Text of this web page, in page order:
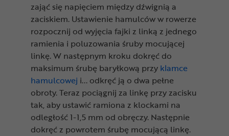
zająć się napięciem między dźwignią a
zaciskiem. Ustawienie hamulców w rowerze
rozpocznij od wyjęcia fajki z linką z jednego
ramienia i poluzowania śruby mocującej
linkę. W następnym kroku dokręć do
maksimum śrubę baryłkową przy klamce
hamulcowej i... odkręć ją o dwa pełne
obroty. Teraz pociągnij za linkę przy zacisku
tak, aby ustawić ramiona z klockami na
odległość 1-1,5 mm od obręczy. Następnie
dokręć z powrotem śrubę mocującą linkę.